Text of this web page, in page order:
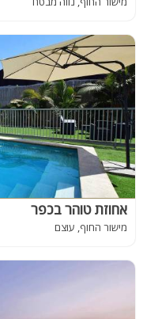
אחוזת טוהר בכפר
מישור החוף, עוצם